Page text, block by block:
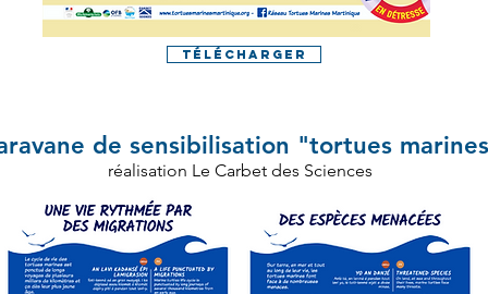
Télécharger
de sensibilisation "tortues
réalisation Le Carbet des Sciences